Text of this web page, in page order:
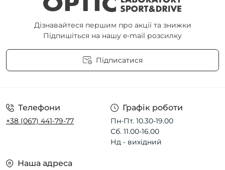
Дізнавайтеся першим про акції та знижки
Підпишіться на нашу e-mail розсилку
Підписатися
Телефони
+38 (067) 441-79-77
Графік роботи
Пн-Пт. 10.30-19.00
Сб. 11.00-16.00
Нд - вихідний
Наша адреса